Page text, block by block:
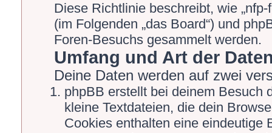
Diese Richtlinie beschreibt, wie
(im Folgenden „das Board“) und
Foren-Besuchs gesammelt werden.
Umfang und Art der
Deine Daten werden auf zwei
phpBB erstellt bei deinem Besuch
kleine Textdateien, die dein
Cookies enthalten eine eindeutige